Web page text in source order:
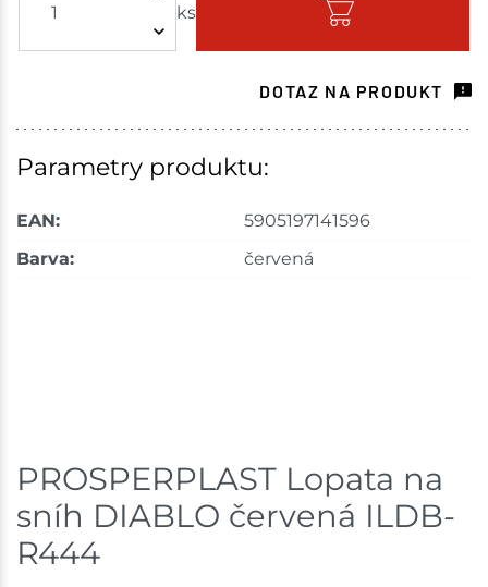
ks
Skladem na prodejně - doručení do 7 dnů
Ceny na prodejnách se mohou lišit od cen na e-
DOTAZ NA PRODUKT
Parametry produktu:
EAN:
5905197141596
Barva:
červená
PROSPERPLAST Lopata na
sníh DIABLO červená ILDB-
R444